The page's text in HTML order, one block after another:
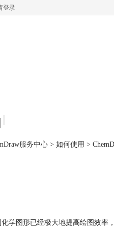
登录
服务中心 > 如何使用 >
化学图形已经极大地提高绘图效